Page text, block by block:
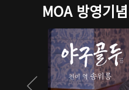
MOA 방영기